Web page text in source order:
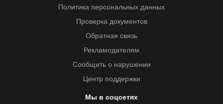
Политика персональных данных
Проверка документов
Обратная связь
Рекламодателям
Сообщить о нарушении
Центр поддержки
Мы в соцсетях